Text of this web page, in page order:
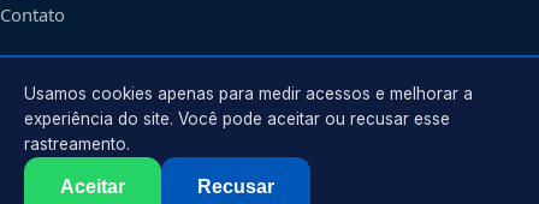
Contato
CONTATO
Atendimento em
contato@encanadoremosasco.com.br
Usamos cookies apenas para medir acessos e melhorar a
experiência do site. Você pode aceitar ou recusar esse
rastreamento.
Aceitar Recusar